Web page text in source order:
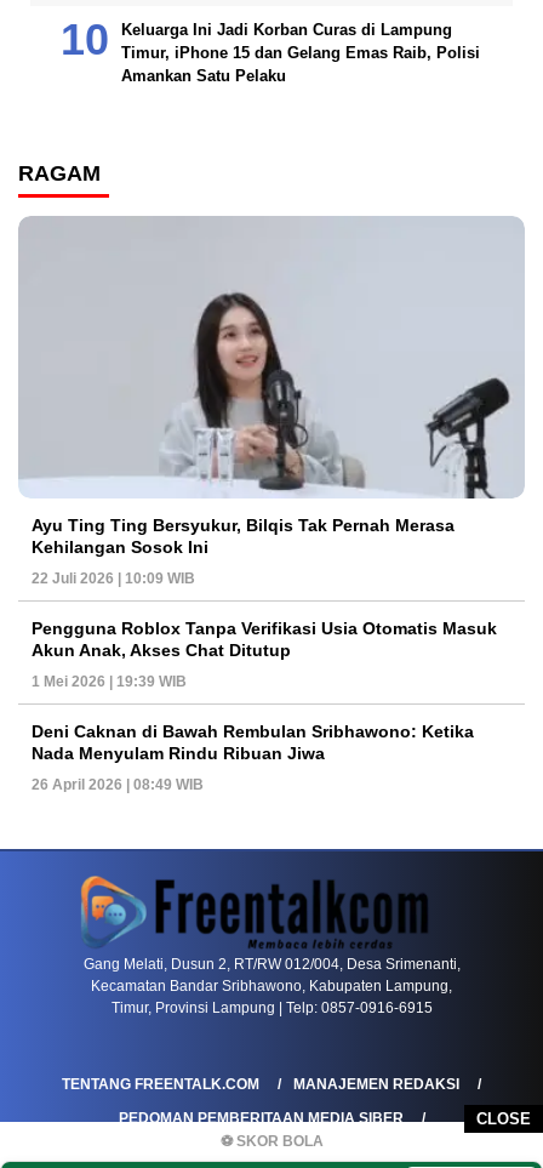
CLOSE
⚽ SKOR BOLA
Keluarga Ini Jadi Korban Curas di Lampung
Timur, iPhone 15 dan Gelang Emas Raib, Polisi
Amankan Satu Pelaku
RAGAM
Ayu Ting Ting Bersyukur, Bilqis Tak Pernah Merasa
Kehilangan Sosok Ini
22 Juli 2026 | 10:09 WIB
Pengguna Roblox Tanpa Verifikasi Usia Otomatis Masuk
Akun Anak, Akses Chat Ditutup
1 Mei 2026 | 19:39 WIB
Deni Caknan di Bawah Rembulan Sribhawono: Ketika
Nada Menyulam Rindu Ribuan Jiwa
26 April 2026 | 08:49 WIB
Gang Melati, Dusun 2, RT/RW 012/004, Desa Srimenanti,
Kecamatan Bandar Sribhawono, Kabupaten Lampung,
Timur, Provinsi Lampung | Telp: 0857-0916-6915
TENTANG FREENTALK.COM
MANAJEMEN REDAKSI
PEDOMAN PEMBERITAAN MEDIA SIBER
PEDOMAN PEMBERITAAN RAMAH ANAK